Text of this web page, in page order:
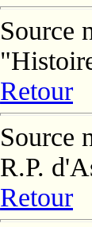
Source
Retour
Source
R.P.
Retour